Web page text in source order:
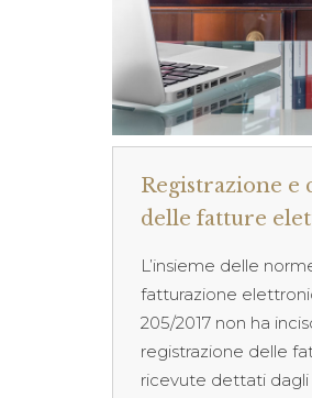
Registrazione e
delle fatture
L’insieme delle
fatturazione
205/2017 non ha
registrazione delle
ricevute dettati dagli